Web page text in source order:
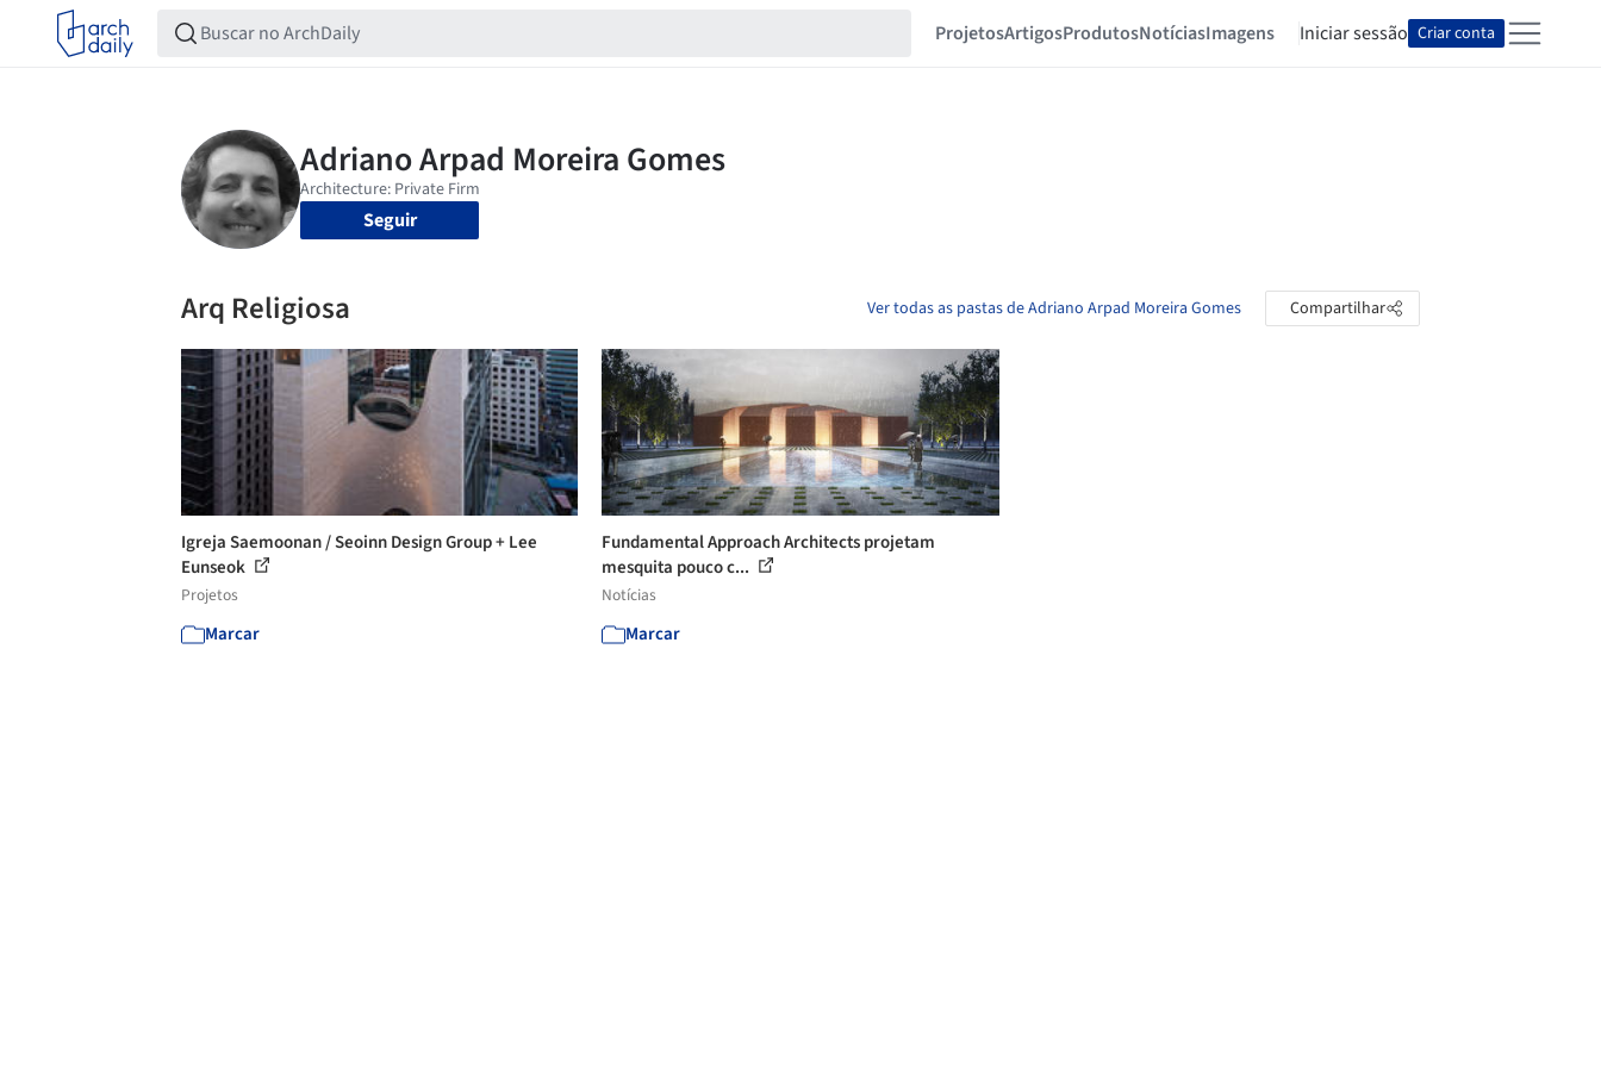
ProjetosArtigosProdutosNotíciasImagens Iniciar sessão Criar conta
Seguir
Arq Religiosa Ver todas as pastas de Adriano Arpad Moreira Gomes Compartilhar
Igreja Saemoonan / Seoinn Design Group + Lee
Eunseok
Projetos
Marcar
Fundamental Approach Architects projetam
mesquita pouco c...
Notícias
Marcar